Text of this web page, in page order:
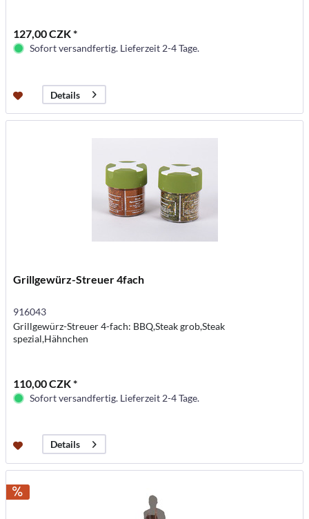
127,00 CZK *
Sofort versandfertig. Lieferzeit 2-4 Tage.
Details
Grillgewürz-Streuer 4fach
916043
Grillgewürz-Streuer 4-fach: BBQ,Steak grob,Steak
spezial,Hähnchen
110,00 CZK *
Sofort versandfertig. Lieferzeit 2-4 Tage.
Details